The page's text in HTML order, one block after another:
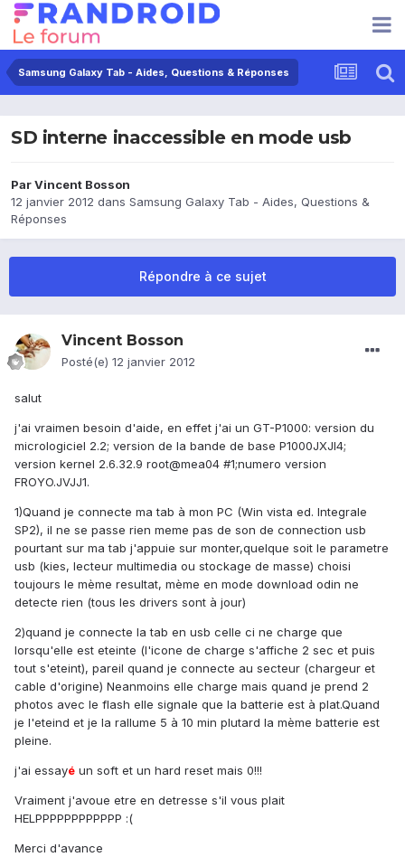
Samsung Galaxy Tab - Aides, Questions & Réponses
SD interne inaccessible en mode usb
ParVincent Bosson
12 janvier 2012 dans Samsung Galaxy Tab - Aides, Questions &
Réponses
Répondre à ce sujet
Vincent Bosson
Posté(e) 12 janvier 2012
salut
j'ai vraimen besoin d'aide, en effet j'ai un GT-P1000: version du
micrologiciel 2.2; version de la bande de base P1000JXJI4;
version kernel 2.6.32.9 root@mea04 #1;numero version
FROYO.JVJJ1.
1)Quand je connecte ma tab à mon PC (Win vista ed. Integrale
SP2), il ne se passe rien meme pas de son de connection usb
pourtant sur ma tab j'appuie sur monter,quelque soit le parametre
usb (kies, lecteur multimedia ou stockage de masse) choisi
toujours le mème resultat, mème en mode download odin ne
detecte rien (tous les drivers sont à jour)
2)quand je connecte la tab en usb celle ci ne charge que
lorsqu'elle est eteinte (l'icone de charge s'affiche 2 sec et puis
tout s'eteint), pareil quand je connecte au secteur (chargeur et
cable d'origine) Neanmoins elle charge mais quand je prend 2
photos avec le flash elle signale que la batterie est à plat.Quand
je l'eteind et je la rallume 5 à 10 min plutard la mème batterie est
pleine.
j'ai essayé un soft et un hard reset mais 0!!!
Vraiment j'avoue etre en detresse s'il vous plait
HELPPPPPPPPPPPP :(
Merci d'avance